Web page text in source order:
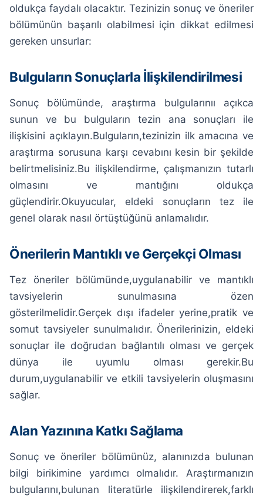
oldukça faydalı olacaktır. Tezinizin sonuç ve öneriler
bölümünün başarılı olabilmesi için dikkat edilmesi
gereken unsurlar:
Bulguların Sonuçlarla İlişkilendirilmesi
Sonuç bölümünde, araştırma bulgularınıı açıkca
sunun ve bu bulguların tezin ana sonuçları ile
ilişkisini açıklayın.Bulguların,tezinizin ilk amacına ve
araştırma sorusuna karşı cevabını kesin bir şekilde
belirtmelisiniz.Bu ilişkilendirme, çalışmanızın tutarlı
olmasını ve mantığını oldukça
güçlendirir.Okuyucular, eldeki sonuçların tez ile
genel olarak nasıl örtüştüğünü anlamalıdır.
Önerilerin Mantıklı ve Gerçekçi Olması
Tez öneriler bölümünde,uygulanabilir ve mantıklı
tavsiyelerin sunulmasına özen
gösterilmelidir.Gerçek dışı ifadeler yerine,pratik ve
somut tavsiyeler sunulmalıdır. Önerilerinizin, eldeki
sonuçlar ile doğrudan bağlantılı olması ve gerçek
dünya ile uyumlu olması gerekir.Bu
durum,uygulanabilir ve etkili tavsiyelerin oluşmasını
sağlar.
Alan Yazınına Katkı Sağlama
Sonuç ve öneriler bölümünüz, alanınızda bulunan
bilgi birikimine yardımcı olmalıdır. Araştırmanızın
bulgularını,bulunan literatürle ilişkilendirerek,farklı